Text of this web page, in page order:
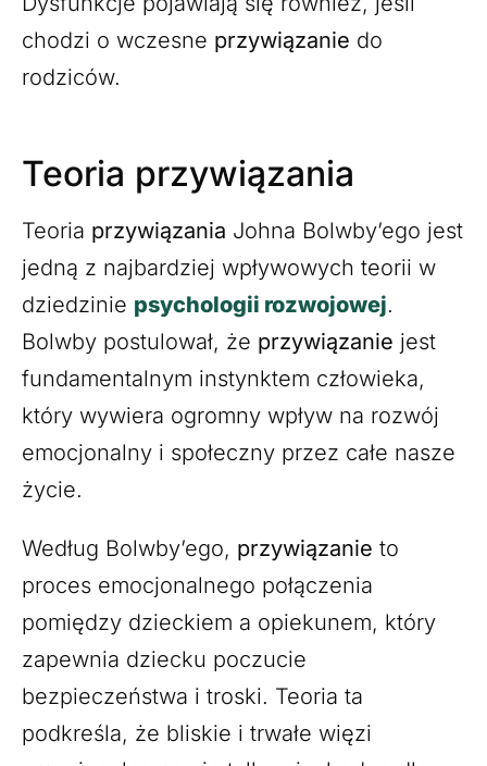
chodzi o wczesne przywiązanie do
rodziców.
Teoria przywiązania
Teoria przywiązania Johna Bolwby’ego jest
jedną z najbardziej wpływowych teorii w
dziedzinie psychologii rozwojowej.
Bolwby postulował, że przywiązanie jest
fundamentalnym instynktem człowieka,
który wywiera ogromny wpływ na rozwój
emocjonalny i społeczny przez całe nasze
życie.
Według Bolwby’ego, przywiązanie to
proces emocjonalnego połączenia
pomiędzy dzieckiem a opiekunem, który
zapewnia dziecku poczucie
bezpieczeństwa i troski. Teoria ta
podkreśla, że bliskie i trwałe więzi